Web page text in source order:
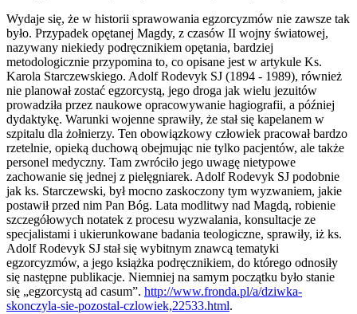
Wydaje się, że w historii sprawowania egzorcyzmów nie zawsze tak
było. Przypadek opętanej Magdy, z czasów II wojny światowej,
nazywany niekiedy podręcznikiem opętania, bardziej
metodologicznie przypomina to, co opisane jest w artykule Ks.
Karola Starczewskiego. Adolf Rodevyk SJ (1894 - 1989), również
nie planował zostać egzorcystą, jego droga jak wielu jezuitów
prowadziła przez naukowe opracowywanie hagiografii, a później
dydaktykę. Warunki wojenne sprawiły, że stał się kapelanem w
szpitalu dla żołnierzy. Ten obowiązkowy człowiek pracował bardzo
rzetelnie, opieką duchową obejmując nie tylko pacjentów, ale także
personel medyczny. Tam zwróciło jego uwagę nietypowe
zachowanie się jednej z pielęgniarek. Adolf Rodevyk SJ podobnie
jak ks. Starczewski, był mocno zaskoczony tym wyzwaniem, jakie
postawił przed nim Pan Bóg. Lata modlitwy nad Magdą, robienie
szczegółowych notatek z procesu wyzwalania, konsultacje ze
specjalistami i ukierunkowane badania teologiczne, sprawiły, iż ks.
Adolf Rodevyk SJ stał się wybitnym znawcą tematyki
egzorcyzmów, a jego książka podręcznikiem, do którego odnosiły
się następne publikacje. Niemniej na samym początku było stanie
się „egzorcystą ad casum”. http://www.fronda.pl/a/dziwka-
skonczyla-sie-pozostal-czlowiek,22533.html.